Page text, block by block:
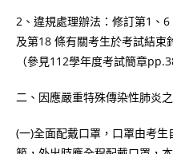
2、違規處理辦法：修訂第1、
及第18 條有關考生於考試結束
（參見112學年度考試簡章
二、因應嚴重特殊傳染性肺炎
(一)全面配戴口罩，口罩由考